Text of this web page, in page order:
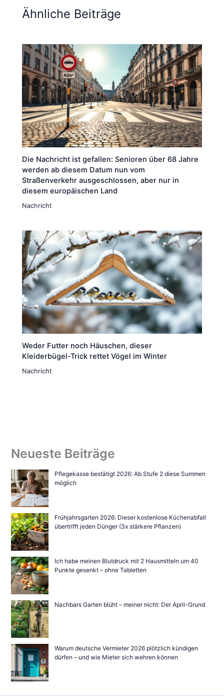
Ähnliche Beiträge
Die Nachricht ist gefallen: Senioren über 68 Jahre
werden ab diesem Datum nun vom
Straßenverkehr ausgeschlossen, aber nur in
diesem europäischen Land
Nachricht
Weder Futter noch Häuschen, dieser
Kleiderbügel-Trick rettet Vögel im Winter
Nachricht
Neueste Beiträge
Pflegekasse bestätigt 2026: Ab Stufe 2 diese Summen
möglich
Frühjahrsgarten 2026: Dieser kostenlose Küchenabfall
übertrifft jeden Dünger (3x stärkere Pflanzen)
Ich habe meinen Blutdruck mit 2 Hausmitteln um 40
Punkte gesenkt – ohne Tabletten
Nachbars Garten blüht – meiner nicht: Der April-Grund
Warum deutsche Vermieter 2026 plötzlich kündigen
dürfen – und wie Mieter sich wehren können